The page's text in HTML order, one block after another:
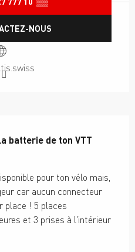
NOUS
batterie de ton VTT
pour ton vélo mais,
car aucun connecteur
place ! 5 places
et 3 prises à l'intérieur